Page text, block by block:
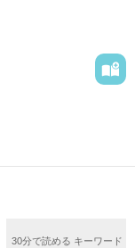
30分で読める キーワード